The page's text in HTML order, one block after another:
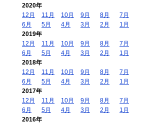
2020年
12月
11月 10月 9月 8月
7月
6月
5月 4月 3月 2月
1月
2019年
12月
11月 10月 9月 8月
7月
6月
5月 4月 3月 2月
1月
2018年
12月
11月 10月 9月 8月
7月
6月
5月 4月 3月 2月
1月
2017年
12月
11月 10月 9月 8月
7月
6月
5月 4月 3月 2月
1月
2016年